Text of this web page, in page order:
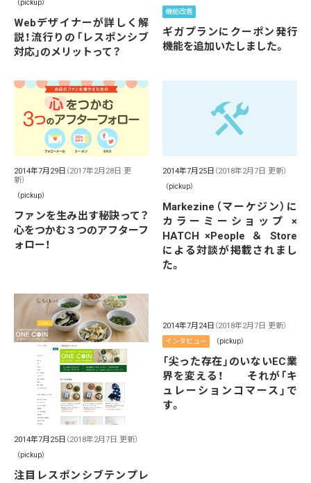
（pickup）
Webデザイナーが詳しく解
説！流行りの「レスポンシブ
対応」のメリットって？
機能改善
ギガプランにクーポン発行
機能を追加いたしました。
2014年7月29日 （2017年2月28日 更
新）
（pickup）
ファンを生み出す秘訣って？
心をつかむ３つのアフターフ
ォロー！
2014年7月25日 （2018年2月7日 更新）
（pickup）
Markezine（マーケジン）に
カラーミーショップ ×
HATCH ×People ＆ Store
による対談が掲載されまし
た。
2014年7月25日 （2018年2月7日 更新）
（pickup）
注目レスポンシブテンプレ
2014年7月24日 （2018年2月7日 更新）
インタビュー （pickup）
「尖った存在」のいないEC業
界を変える！ それが「キ
ュレーションコマース」で
す。